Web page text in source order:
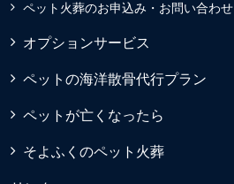
ペット火葬のお申込み・お問い合わせ
オプションサービス
ペットの海洋散骨代行プラン
ペットが亡くなったら
そよふくのペット火葬